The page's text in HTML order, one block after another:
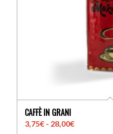
CAFFÈ IN GRANI
3,75€ - 28,00€Fascia